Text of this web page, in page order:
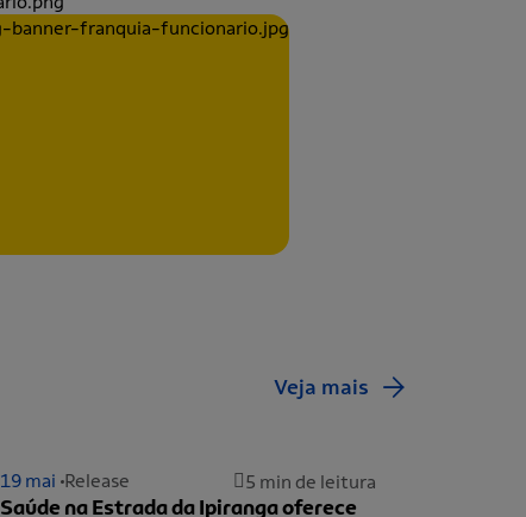
Veja mais
19 mai Release 5 min de leitura
Saúde na Estrada da Ipiranga oferece